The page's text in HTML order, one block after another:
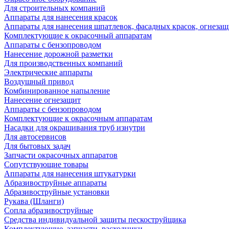
Для строительных компаний
Аппараты для нанесения красок
Аппараты для нанесения шпатлевок, фасадных красок,
Комплектующие к окрасочный аппаратам
Аппараты с бензопроводом
Нанесение дорожной разметки
Для производственных компаний
Электрические аппараты
Воздушный привод
Комбинированное напыление
Нанесение огнезащит
Аппараты с бензопроводом
Комплектующие к окрасочным аппаратам
Насадки для окрашивания труб изнутри
Для автосервисов
Для бытовых задач
Запчасти окрасочных аппаратов
Сопутствующие товары
Аппараты для нанесения штукатурки
Aбразивоструйные аппараты
Абразивоструйные установки
Рукава (Шланги)
Сопла абразивоструйные
Средства индивидуальной защиты пескоструйщика